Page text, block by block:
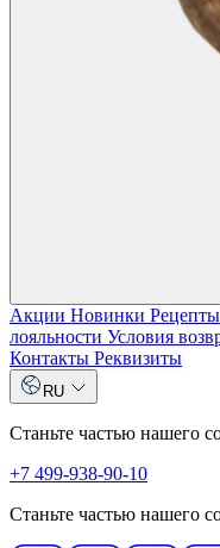
Акции Новинки Рецепты
лояльности Условия
Контакты Реквизиты
RU
Станьте частью нашего
+7 499-938-90-10
Станьте частью нашего